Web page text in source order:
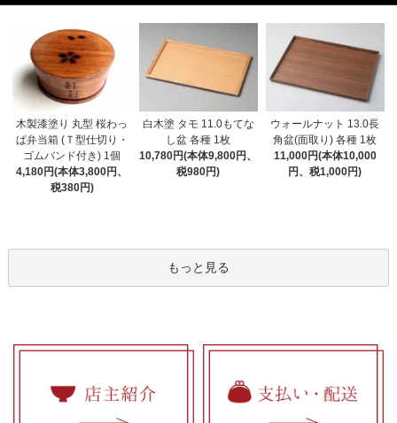
木製漆塗り 丸型 桜わっ
ぱ弁当箱 (Ｔ型仕切り・
ゴムバンド付き) 1個
4,180円(本体3,800円、
税380円)
白木塗 タモ 11.0もてな
し盆 各種 1枚
10,780円(本体9,800円、
税980円)
ウォールナット 13.0長
角盆(面取り) 各種 1枚
11,000円(本体10,000
円、税1,000円)
もっと見る